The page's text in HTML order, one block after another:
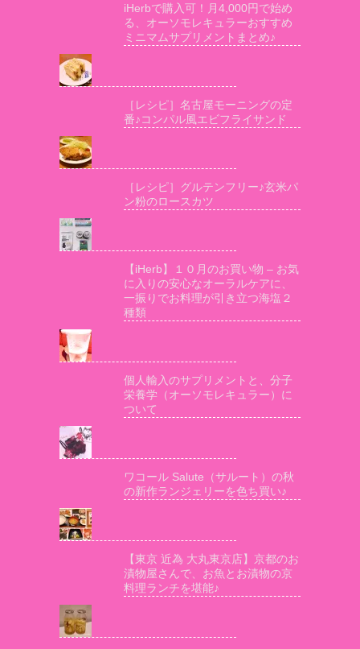
iHerbで購入可！月4,000円で始め
る、オーソモレキュラーおすすめ
ミニマムサプリメントまとめ♪
［レシピ］名古屋モーニングの定
番♪コンパル風エビフライサンド
［レシピ］グルテンフリー♪玄米パ
ン粉のロースカツ
【iHerb】１０月のお買い物 – お気
に入りの安心なオーラルケアに、
一振りでお料理が引き立つ海塩２
種類
個人輸入のサプリメントと、分子
栄養学（オーソモレキュラー）に
ついて
ワコール Salute（サルート）の秋
の新作ランジェリーを色ち買い♪
【東京 近為 大丸東京店】京都のお
漬物屋さんで、お魚とお漬物の京
料理ランチを堪能♪